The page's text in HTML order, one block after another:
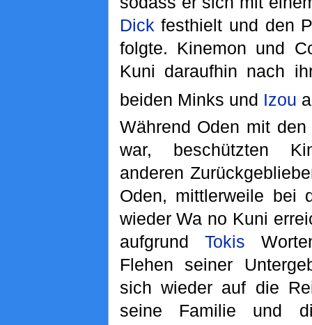
Dick festhielt und den
folgte. Kinemon und
Kuni daraufhin nach
beiden Minks und Izou
Während Oden mit
war, beschützten
anderen
Oden, mittlerweile bei
wieder Wa no Kuni
aufgrund Tokis
Flehen seiner
sich wieder auf die
seine Familie und